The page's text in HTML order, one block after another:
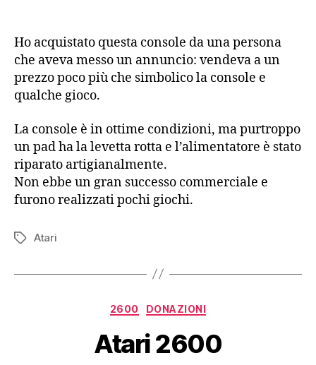
Ho acquistato questa console da una persona
che aveva messo un annuncio: vendeva a un
prezzo poco più che simbolico la console e
qualche gioco.
La console è in ottime condizioni, ma purtroppo
un pad ha la levetta rotta e l’alimentatore è stato
riparato artigianalmente.
Non ebbe un gran successo commerciale e
furono realizzati pochi giochi.
Tag Atari
Categorie
2600 DONAZIONI
Atari 2600